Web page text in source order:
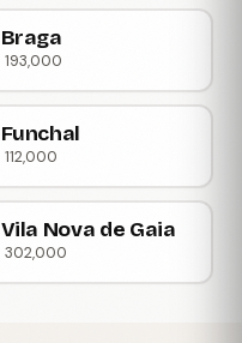
Braga
193,000
Funchal
112,000
Vila Nova de Gaia
302,000